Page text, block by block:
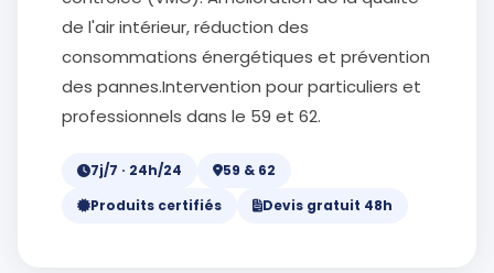
de l'air intérieur, réduction des
consommations énergétiques et prévention
des pannes.Intervention pour particuliers et
professionnels dans le 59 et 62.
7j/7 · 24h/24
59 & 62
Produits certifiés
Devis gratuit 48h